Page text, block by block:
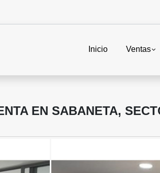
Inicio Ventas
EN SABANETA,